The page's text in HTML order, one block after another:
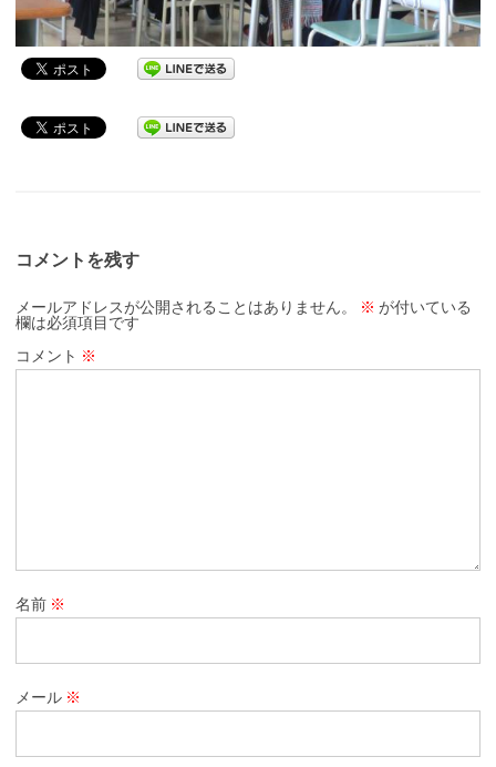
コメントを残す
メールアドレスが公開されることはありません。 ※ が付いている
欄は必須項目です
コメント ※
名前 ※
メール ※